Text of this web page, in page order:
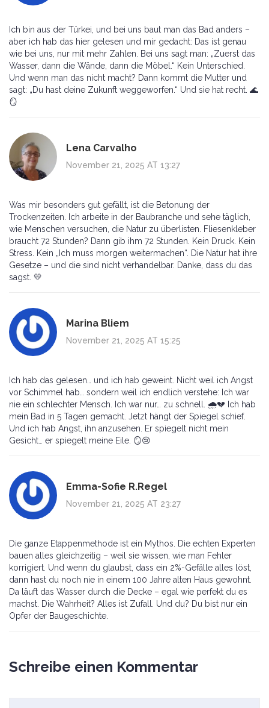
Ich bin aus der Türkei, und bei uns baut man das Bad anders –
aber ich hab das hier gelesen und mir gedacht: Das ist genau
wie bei uns, nur mit mehr Zahlen. Bei uns sagt man: „Zuerst das
Wasser, dann die Wände, dann die Möbel.“ Kein Unterschied.
Und wenn man das nicht macht? Dann kommt die Mutter und
sagt: „Du hast deine Zukunft weggeworfen.“ Und sie hat recht. 🌊
🪞
Lena Carvalho
November 21, 2025 AT 13:27
Was mir besonders gut gefällt, ist die Betonung der
Trockenzeiten. Ich arbeite in der Baubranche und sehe täglich,
wie Menschen versuchen, die Natur zu überlisten. Fliesenkleber
braucht 72 Stunden? Dann gib ihm 72 Stunden. Kein Druck. Kein
Stress. Kein „Ich muss morgen weitermachen“. Die Natur hat ihre
Gesetze – und die sind nicht verhandelbar. Danke, dass du das
sagst. 💛
Marina Bliem
November 21, 2025 AT 15:25
Ich hab das gelesen… und ich hab geweint. Nicht weil ich Angst
vor Schimmel hab… sondern weil ich endlich verstehe: Ich war
nie ein schlechter Mensch. Ich war nur… zu schnell. 🌧️💔 Ich hab
mein Bad in 5 Tagen gemacht. Jetzt hängt der Spiegel schief.
Und ich hab Angst, ihn anzusehen. Er spiegelt nicht mein
Gesicht… er spiegelt meine Eile. 🪞😢
Emma-Sofie R.Regel
November 21, 2025 AT 23:27
Die ganze Etappenmethode ist ein Mythos. Die echten Experten
bauen alles gleichzeitig – weil sie wissen, wie man Fehler
korrigiert. Und wenn du glaubst, dass ein 2%-Gefälle alles löst,
dann hast du noch nie in einem 100 Jahre alten Haus gewohnt.
Da läuft das Wasser durch die Decke – egal wie perfekt du es
machst. Die Wahrheit? Alles ist Zufall. Und du? Du bist nur ein
Opfer der Baugeschichte.
Schreibe einen Kommentar